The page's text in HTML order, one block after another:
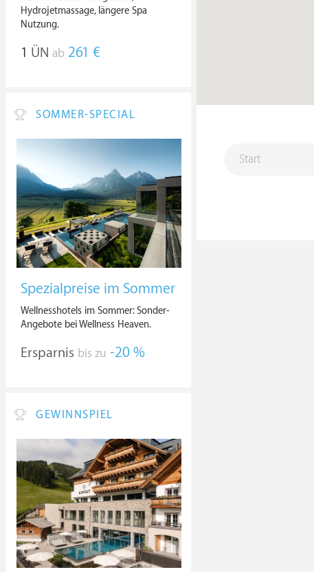
Hydrojetmassage, längere Spa
Nutzung.
1 ÜN ab 261 €
SOMMER-SPECIAL
Spezialpreise im Sommer
Wellnesshotels im Sommer: Sonder-
Angebote bei Wellness Heaven.
Ersparnis bis zu -20 %
GEWINNSPIEL